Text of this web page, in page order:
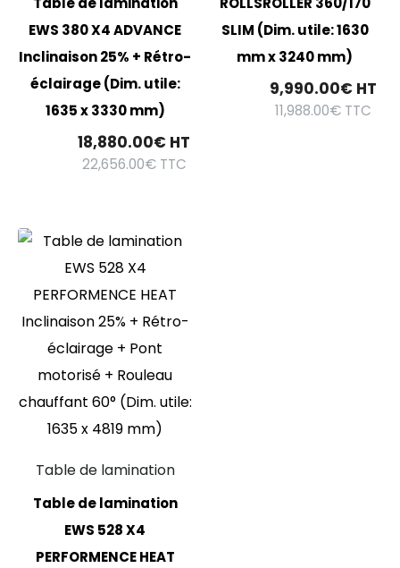
EWS 380 X4 ADVANCE
Inclinaison 25% + Rétro-
éclairage (Dim. utile:
1635 x 3330 mm)
18,880.00€ HT
22,656.00€TTC
SLIM (Dim. utile: 1630
mm x 3240 mm)
9,990.00€ HT
11,988.00€ TTC
Table de lamination
Table de lamination
EWS 528 X4
PERFORMENCE HEAT